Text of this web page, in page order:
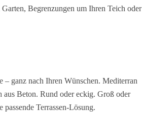
Begrenzungen um Ihren Teich oder
ganz nach Ihren Wünschen. Mediterran
aus Beton. Rund oder eckig. Groß oder
Terrassen-Lösung.